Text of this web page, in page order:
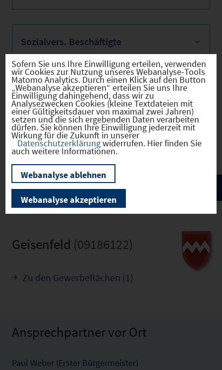
Sozialvers. Beschäftigte
Verkehrsinfrastruktur
Kommunale Infrastruktur
Geisenfeld (09186122)
Zu den Gewerbeflächen (1)
Ansprechpartner vor Ort
Paul Weber (Erster Bürgermeister)
Sofern Sie uns Ihre Einwilligung erteilen, verwenden
wir Cookies zur Nutzung unseres Webanalyse-Tools
Matomo Analytics. Durch einen Klick auf den Button
„Webanalyse akzeptieren“ erteilen Sie uns Ihre
Einwilligung dahingehend, dass wir zu
Analysezwecken Cookies (kleine Textdateien mit
einer Gültigkeitsdauer von maximal zwei Jahren)
setzen und die sich ergebenden Daten verarbeiten
dürfen. Sie können Ihre Einwilligung jederzeit mit
Wirkung für die Zukunft in unserer
Datenschutzerklärungwiderrufen. Hier finden Sie
auch weitere Informationen.
Webanalyse ablehnen
Webanalyse akzeptieren